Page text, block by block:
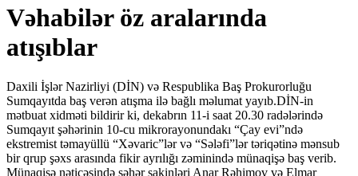
Vəhabilər öz aralarında
atışıblar
Daxili İşlər Nazirliyi (DİN) və Respublika Baş Prokurorluğu
Sumqayıtda baş verən atışma ilə bağlı məlumat yayıb.DİN-in
mətbuat xidməti bildirir ki, dekabrın 11-i saat 20.30 radələrində
Sumqayıt şəhərinin 10-cu mikrorayonundakı “Çay evi”ndə
ekstremist təmayüllü “Xəvaric”lər və “Sələfi”lər təriqətinə mənsub
bir qrup şəxs arasında fikir ayrılığı zəminində münaqişə baş verib.
Münaqişə nəticəsində şəhər sakinləri Anar Rəhimov və Elmar